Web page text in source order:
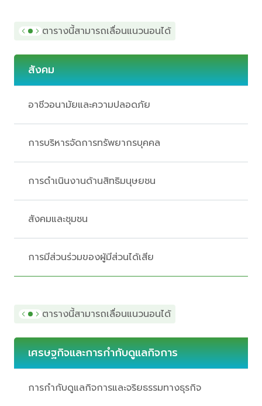
ตารางนี้สามารถเลื่อนแนวนอนได้
สังคม
อาชีวอนามัยและความปลอดภัย
การบริหารจัดการทรัพยากรบุคคล
การดำเนินงานด้านสิทธิมนุษยชน
สังคมและชุมชน
การมีส่วนร่วมของผู้มีส่วนได้เสีย
ตารางนี้สามารถเลื่อนแนวนอนได้
เศรษฐกิจและการกำกับดูแลกิจการ
การกำกับดูแลกิจการและจริยธรรมทางธุรกิจ